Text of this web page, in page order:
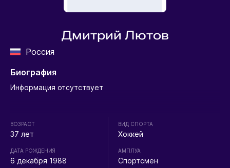
Дмитрий Лютов
Россия
Биография
Информация отсутствует
ВОЗРАСТ
37 лет
ДАТА РОЖДЕНИЯ
6 декабря 1988
ВИД СПОРТА
Хоккей
АМПЛУА
Спортсмен